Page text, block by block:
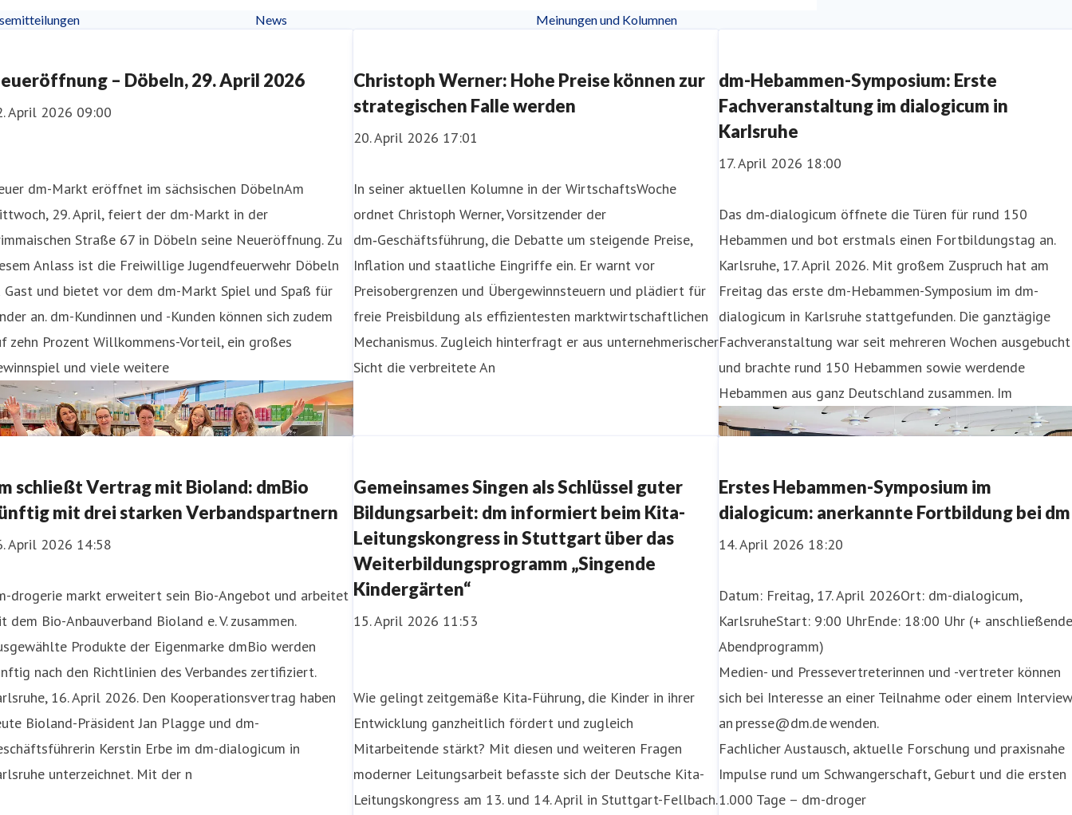
News Meinungen und Kolumnen
– Döbeln, 29. April 2026
April 2026 09:00
dm-Markt eröffnet im sächsischen DöbelnAm
29. April, feiert der dm-Markt in der
Straße 67 in Döbeln seine Neueröffnung. Zu
Anlass ist die Freiwillige Jugendfeuerwehr Döbeln
Gast und bietet vor dem dm-Markt Spiel und Spaß für
an. dm-Kundinnen und -Kunden können sich zudem
zehn Prozent Willkommens-Vorteil, ein großes
und viele weitere
Christoph Werner: Hohe Preise können zur
strategischen Falle werden
20. April 2026 17:01
In seiner aktuellen Kolumne in der WirtschaftsWoche
ordnet Christoph Werner, Vorsitzender der
dm‑Geschäftsführung, die Debatte um steigende Preise,
Inflation und staatliche Eingriffe ein. Er warnt vor
Preisobergrenzen und Übergewinnsteuern und plädiert für
freie Preisbildung als effizientesten marktwirtschaftlichen
Mechanismus. Zugleich hinterfragt er aus unternehmerischer
Sicht die verbreitete An
dm-Hebammen-Symposium: Erste
Fachveranstaltung im dialogicum in
Karlsruhe
17. April 2026 18:00
Das dm‑dialogicum öffnete die Türen für rund 150
Hebammen und bot erstmals einen Fortbildungstag an.
Karlsruhe, 17. April 2026. Mit großem Zuspruch hat am
Freitag das erste dm-Hebammen-Symposium im dm-
dialogicum in Karlsruhe stattgefunden. Die ganztägige
Fachveranstaltung war seit mehreren Wochen ausgebucht
und brachte rund 150 Hebammen sowie werdende
Hebammen aus ganz Deutschland zusammen. Im
schließt Vertrag mit Bioland: dmBio
mit drei starken Verbandspartnern
April 2026 14:58
drogerie markt erweitert sein Bio-Angebot und arbeitet
dem Bio-Anbauverband Bioland e. V. zusammen.
Produkte der Eigenmarke dmBio werden
nach den Richtlinien des Verbandes zertifiziert.
16. April 2026. Den Kooperationsvertrag haben
Bioland-Präsident Jan Plagge und dm-
Kerstin Erbe im dm-dialogicum in
unterzeichnet. Mit der n
Gemeinsames Singen als Schlüssel guter
Bildungsarbeit: dm informiert beim Kita-
Leitungskongress in Stuttgart über das
Weiterbildungsprogramm „Singende
Kindergärten“
15. April 2026 11:53
Wie gelingt zeitgemäße Kita‑Führung, die Kinder in ihrer
Entwicklung ganzheitlich fördert und zugleich
Mitarbeitende stärkt? Mit diesen und weiteren Fragen
moderner Leitungsarbeit befasste sich der Deutsche Kita-
Leitungskongress am 13. und 14. April in Stuttgart-Fellbach.
Erstes Hebammen-Symposium im
dialogicum: anerkannte Fortbildung bei dm
14. April 2026 18:20
Datum: Freitag, 17. April 2026Ort: dm-dialogicum,
KarlsruheStart: 9:00 UhrEnde: 18:00 Uhr (+
Abendprogramm)
Medien- und Pressevertreterinnen und -vertreter können
sich bei Interesse an einer Teilnahme oder einem
an presse@dm.de wenden.
Fachlicher Austausch, aktuelle Forschung und praxisnahe
Impulse rund um Schwangerschaft, Geburt und die ersten
1.000 Tage – dm-droger